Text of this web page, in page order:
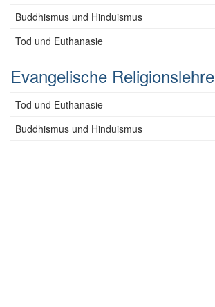
Buddhismus und Hinduismus
Tod und Euthanasie
Evangelische Religionslehre
Tod und Euthanasie
Buddhismus und Hinduismus